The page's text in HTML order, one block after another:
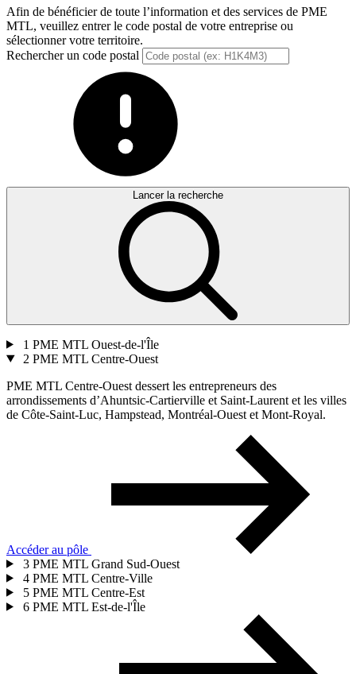
Afin de bénéficier de toute l’information et des services de PME
MTL, veuillez entrer le code postal de votre entreprise ou
sélectionner votre territoire.
Rechercher un code postal
Lancer la recherche
1 PME MTL Ouest-de-l'Île
2 PME MTL Centre-Ouest
PME MTL Centre-Ouest dessert les entrepreneurs des
arrondissements d’Ahuntsic-Cartierville et Saint-Laurent et les villes
de Côte-Saint-Luc, Hampstead, Montréal-Ouest et Mont-Royal.
Accéder au pôle
3 PME MTL Grand Sud-Ouest
4 PME MTL Centre-Ville
5 PME MTL Centre-Est
6 PME MTL Est-de-l'Île